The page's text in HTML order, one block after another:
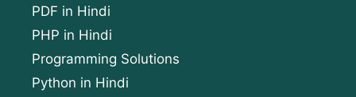
PDF in Hindi
PHP in Hindi
Programming Solutions
Python in Hindi